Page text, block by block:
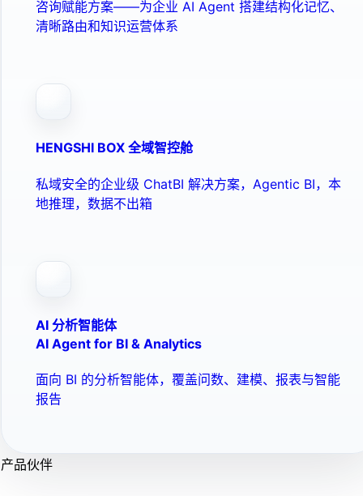
咨询赋能方案——为企业 AI Agent 搭建结构化记忆、
清晰路由和知识运营体系
HENGSHI BOX 全域智控舱
私域安全的企业级 ChatBI 解决方案，Agentic BI，本
地推理，数据不出箱
AI 分析智能体
AI Agent for BI & Analytics
面向 BI 的分析智能体，覆盖问数、建模、报表与智能
报告
产品伙伴